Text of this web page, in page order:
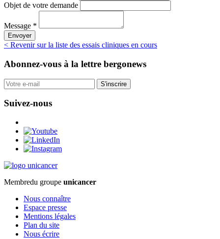
Objet de votre demande
Message *
Envoyer
< Revenir sur la liste des essais cliniques en cours
Abonnez-vous à la lettre bergonews
S'inscrire
Suivez-nous
Membredu groupe unicancer
Nous connaître
Espace presse
Mentions légales
Plan du site
Nous écrire